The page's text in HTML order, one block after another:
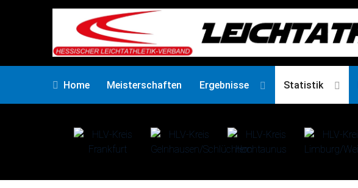
Home Meisterschaften Ergebnisse Statistik